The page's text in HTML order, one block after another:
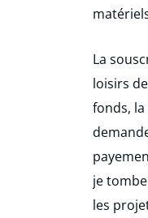
La
loisirs
fonds,
je
les